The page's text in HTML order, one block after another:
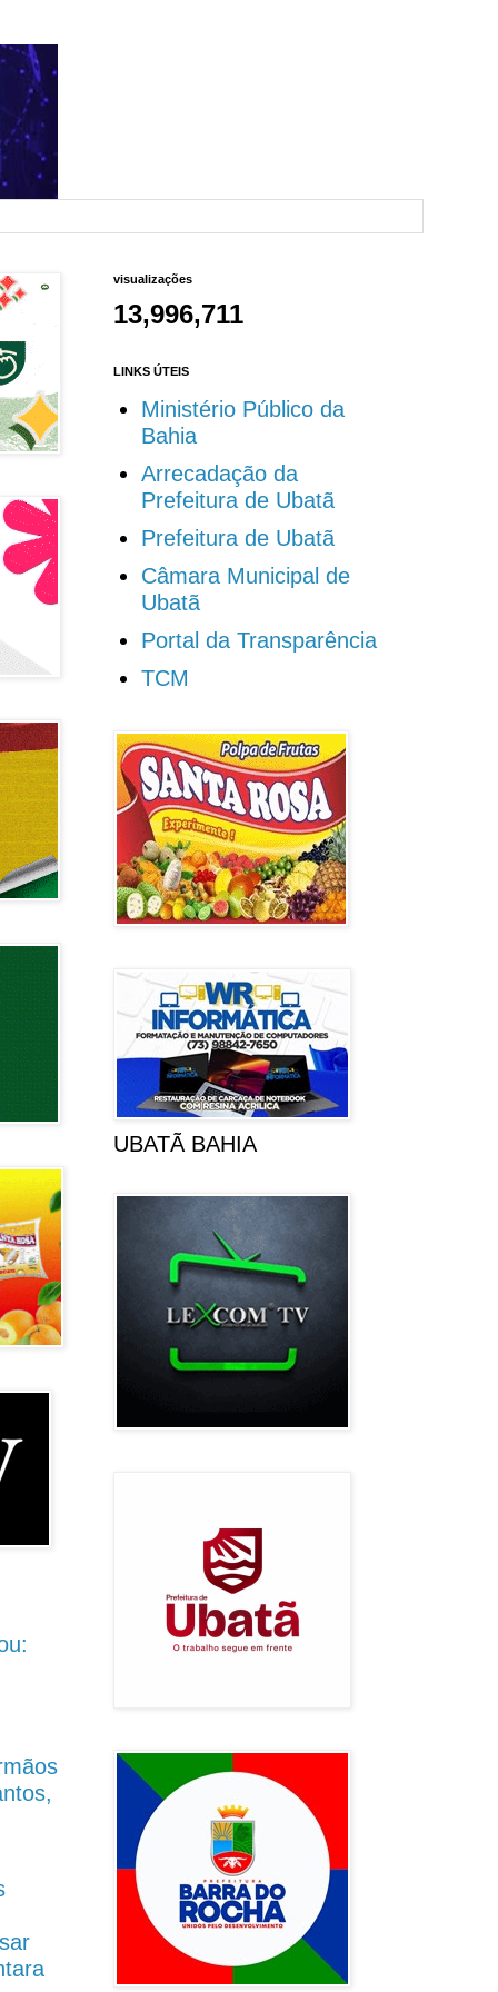
visualizações
13,996,711
LINKS ÚTEIS
Ministério Público da
Bahia
Arrecadação da
Prefeitura de Ubatã
Prefeitura de Ubatã
Câmara Municipal de
Ubatã
Portal da Transparência
TCM
UBATÃ BAHIA